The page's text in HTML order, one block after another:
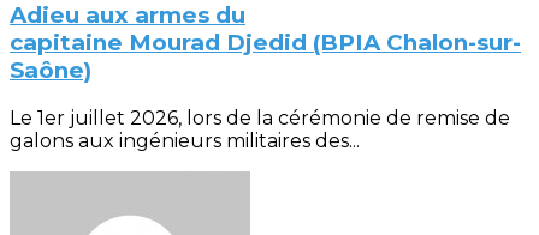
Adieu aux armes du
capitaine Mourad Djedid (BPIA Chalon-sur-
Saône)
Le 1er juillet 2026, lors de la cérémonie de remise de
galons aux ingénieurs militaires des...